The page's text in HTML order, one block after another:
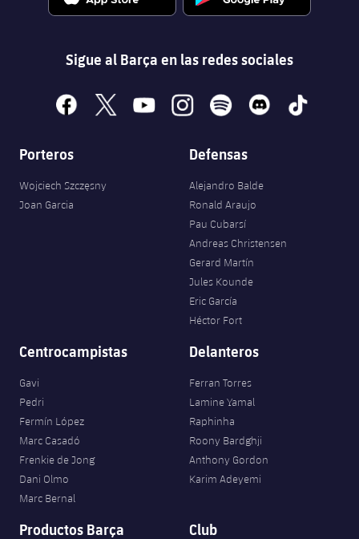
Sigue al Barça en las redes sociales
facebook
x youtubeinstagramspotify discord tiktok
Porteros
Wojciech Szczęsny
Joan Garcia
Defensas
Alejandro Balde
Ronald Araujo
Pau Cubarsí
Andreas Christensen
Gerard Martín
Jules Kounde
Eric García
Héctor Fort
Centrocampistas
Gavi
Pedri
Fermín López
Marc Casadó
Frenkie de Jong
Dani Olmo
Marc Bernal
Delanteros
Ferran Torres
Lamine Yamal
Raphinha
Roony Bardghji
Anthony Gordon
Karim Adeyemi
Productos Barça Club